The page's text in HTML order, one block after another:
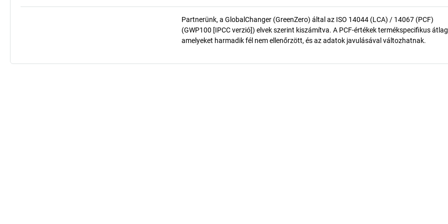
Partnerünk, a GlobalChanger (GreenZero) által az ISO 14044 (LCA) / 14067 (PCF)
(GWP100 [IPCC verzió]) elvek szerint kiszámítva. A PCF-értékek termékspecifikus
amelyeket harmadik fél nem ellenőrzött, és az adatok javulásával változhatnak.